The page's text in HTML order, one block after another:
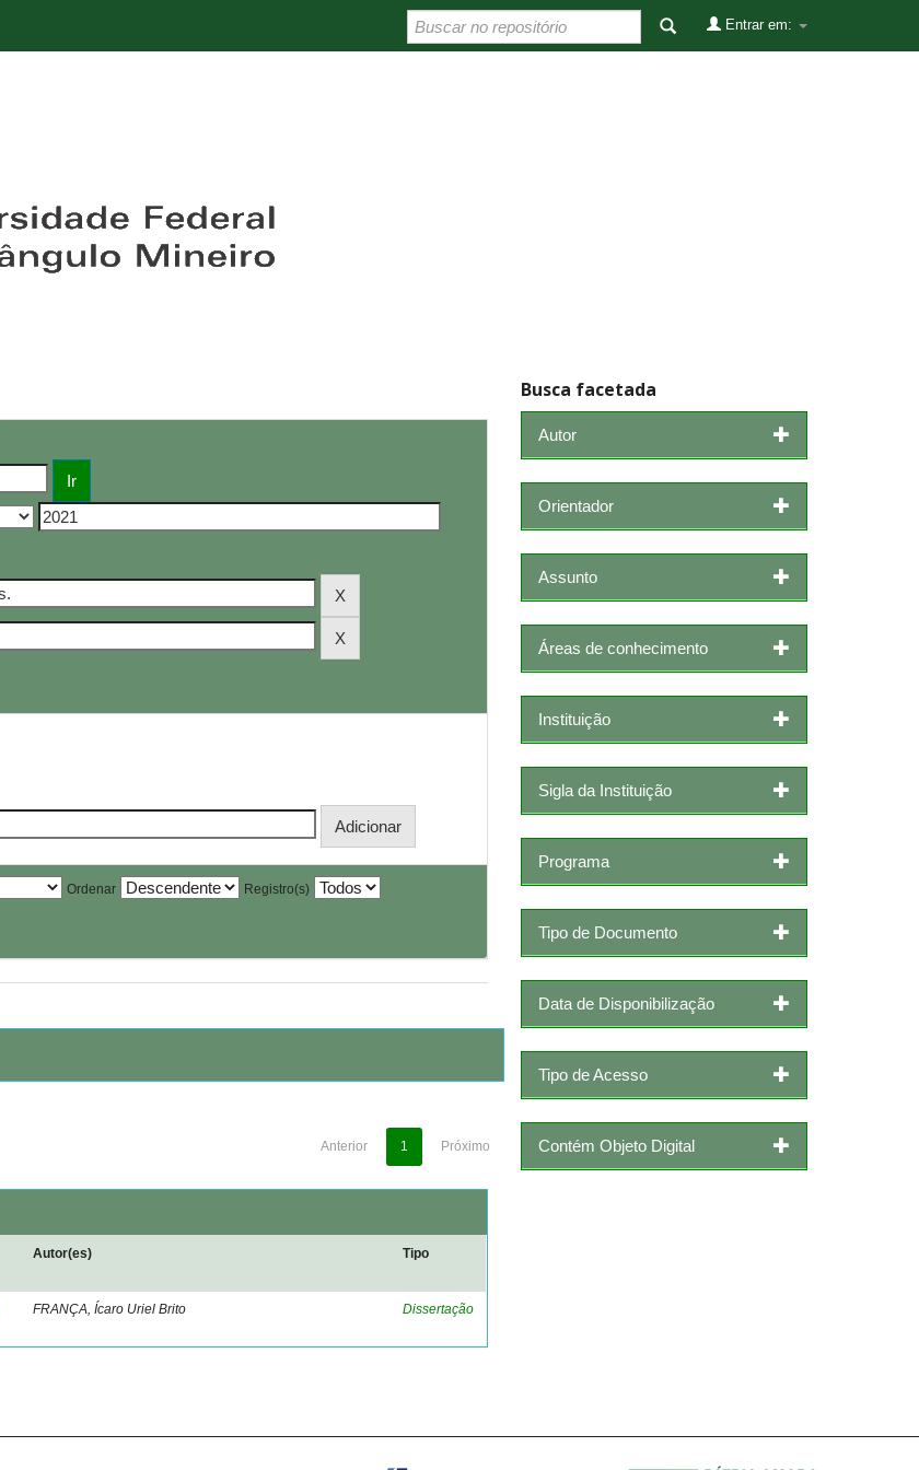
Entrar em:
Ordenar Registro(s)
Anterior 1 Próximo
Autor(es) Tipo
FRANÇA, Ícaro Uriel Brito Dissertação
Busca facetada
Autor
Orientador
Assunto
Áreas de conhecimento
Instituição
Sigla da Instituição
Programa
Tipo de Documento
Data de Disponibilização
Tipo de Acesso
Contém Objeto Digital